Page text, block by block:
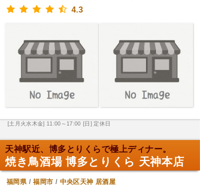
4.3
[土月火水木金] 11:00～17:00 [日] 定休日
天神駅近、博多とりくらで極上ディナー。
焼き鳥酒場 博多とりくら 天神本店
福岡県/福岡市 / 中央区天神 居酒屋